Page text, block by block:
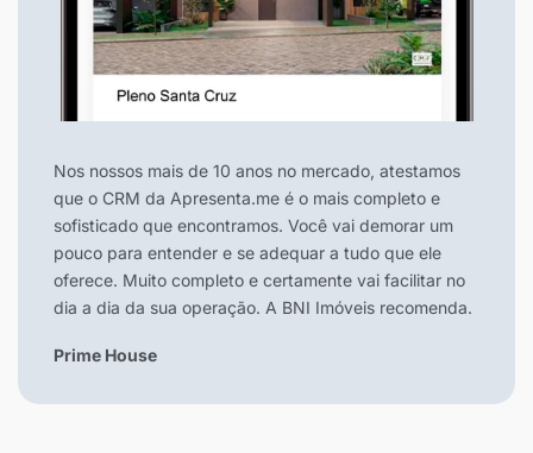
Nos nossos mais de 10 anos no mercado, atestamos
que o CRM da Apresenta.me é o mais completo e
sofisticado que encontramos. Você vai demorar um
pouco para entender e se adequar a tudo que ele
oferece. Muito completo e certamente vai facilitar no
dia a dia da sua operação. A BNI Imóveis recomenda.
Prime House